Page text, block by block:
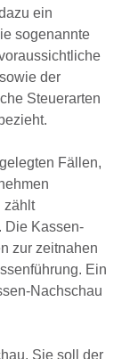
ein
sogenannte
der
Steuerarten
Fällen,
zählt
Die Kassen-
zur zeitnahen
Ein
Nachschau
Sie soll der